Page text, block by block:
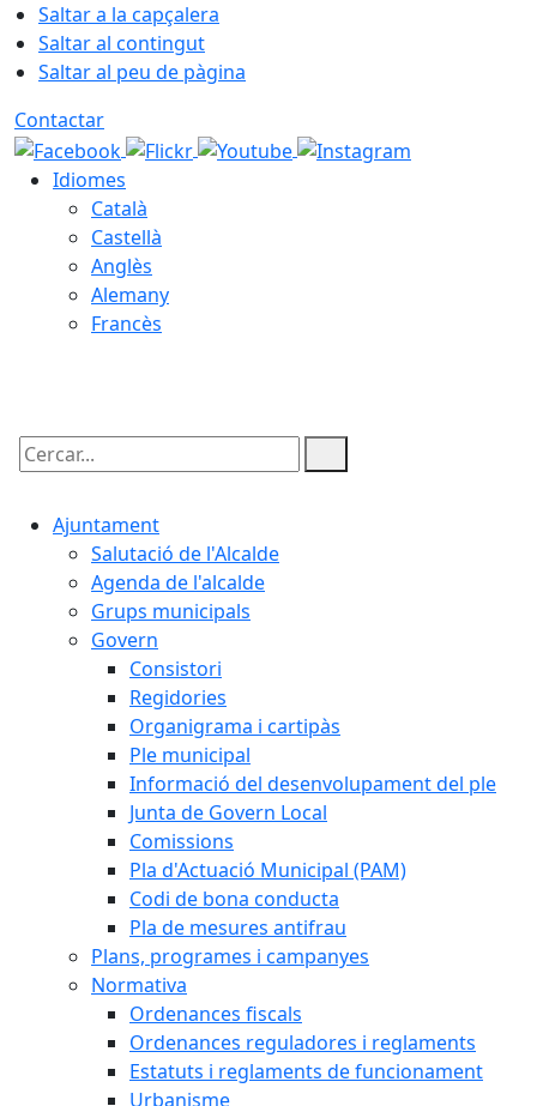
Saltar a la capçalera
Saltar al contingut
Saltar al peu de pàgina
Contactar
Idiomes
Català
Castellà
Anglès
Alemany
Francès
Cercar:
Ajuntament
Salutació de l'Alcalde
Agenda de l'alcalde
Grups municipals
Govern
Consistori
Regidories
Organigrama i cartipàs
Ple municipal
Informació del desenvolupament del ple
Junta de Govern Local
Comissions
Pla d'Actuació Municipal (PAM)
Codi de bona conducta
Pla de mesures antifrau
Plans, programes i campanyes
Normativa
Ordenances fiscals
Ordenances reguladores i reglaments
Estatuts i reglaments de funcionament
Urbanisme